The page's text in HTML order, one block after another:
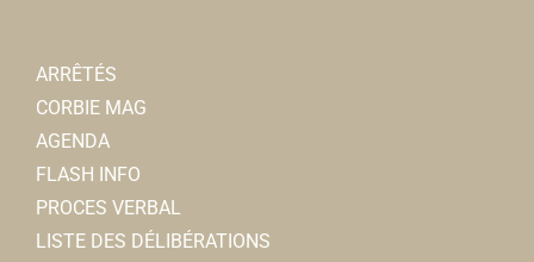
ARRÊTÉS
CORBIE MAG
AGENDA
FLASH INFO
PROCES VERBAL
LISTE DES DÉLIBÉRATIONS